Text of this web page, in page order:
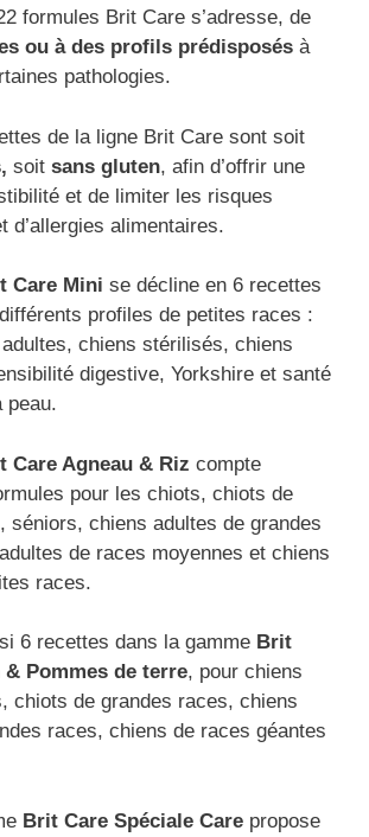
formules Brit Care s’adresse, de
ou à des profils prédisposés à
pathologies.
de la ligne Brit Care sont soit
soit sans gluten, afin d’offrir une
et de limiter les risques
d’allergies alimentaires.
Care Mini se décline en 6 recettes
profiles de petites races :
chiens stérilisés, chiens
digestive, Yorkshire et santé
peau.
Care Agneau & Riz compte
pour les chiots, chiots de
séniors, chiens adultes de grandes
de races moyennes et chiens
races.
6 recettes dans la gamme Brit
& Pommes de terre, pour chiens
chiots de grandes races, chiens
races, chiens de races géantes
Brit Care Spéciale Care propose